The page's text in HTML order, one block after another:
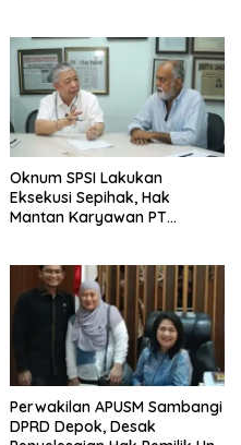
Oknum SPSI Lakukan
Eksekusi Sepihak, Hak
Mantan Karyawan PT
Perwakilan APUSM Sambangi
DPRD Depok, Desak